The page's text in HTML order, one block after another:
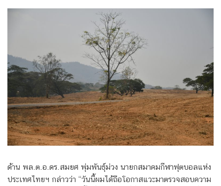
ด้าน พล.ต.อ.ดร.สมยศ พุ่มพันธุ์ม่วง นายกสมาคมกีฬาฟุตบอลแห่ง
ประเทศไทยฯ กล่าวว่า “วันนี้ผมได้ถือโอกาสแวะมาตรวจสอบความ